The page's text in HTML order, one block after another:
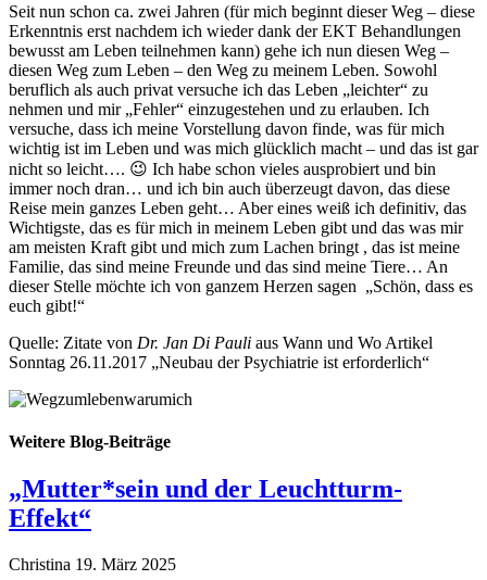
Seit nun schon ca. zwei Jahren (für mich beginnt dieser Weg – diese
Erkenntnis erst nachdem ich wieder dank der EKT Behandlungen
bewusst am Leben teilnehmen kann) gehe ich nun diesen Weg –
diesen Weg zum Leben – den Weg zu meinem Leben. Sowohl
beruflich als auch privat versuche ich das Leben „leichter“ zu
nehmen und mir „Fehler“ einzugestehen und zu erlauben. Ich
versuche, dass ich meine Vorstellung davon finde, was für mich
wichtig ist im Leben und was mich glücklich macht – und das ist gar
nicht so leicht…. 😉 Ich habe schon vieles ausprobiert und bin
immer noch dran… und ich bin auch überzeugt davon, das diese
Reise mein ganzes Leben geht… Aber eines weiß ich definitiv, das
Wichtigste, das es für mich in meinem Leben gibt und das was mir
am meisten Kraft gibt und mich zum Lachen bringt , das ist meine
Familie, das sind meine Freunde und das sind meine Tiere… An
dieser Stelle möchte ich von ganzem Herzen sagen „Schön, dass es
euch gibt!“
Quelle: Zitate von Dr. Jan Di Pauli aus Wann und Wo Artikel
Sonntag 26.11.2017 „Neubau der Psychiatrie ist erforderlich“
Weitere Blog-Beiträge
„Mutter*sein und der Leuchtturm-
Effekt“
Christina 19. März 2025